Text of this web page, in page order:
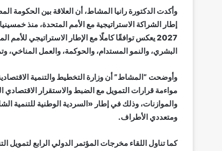
وأكدت الدكتورة رانيا المشاط، أن العلاقة بين الحكومة
2027 يعكس توافقًا كاملًا مع الإطار الاستراتيجي
البشري، والنمو المستدام، والحوكمة، والعمل المناخي،
وأوضحت “المشاط” أن وزارة التخطيط والتنمية
مواءمة قرارات التمويل مع الضبط والاستقرار الاقتصادي
ومتعددي الأطراف.
كما تناول اللقاء مخرجات المؤتمر الدولي الرابع لتمويل